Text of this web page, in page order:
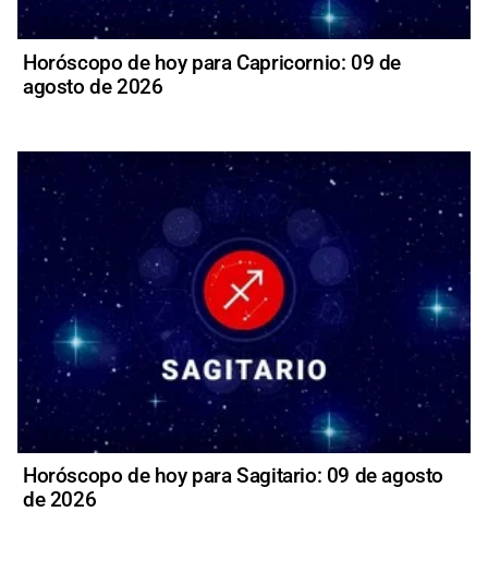
Horóscopo de hoy para Capricornio: 09 de
agosto de 2026
Horóscopo de hoy para Sagitario: 09 de agosto
de 2026